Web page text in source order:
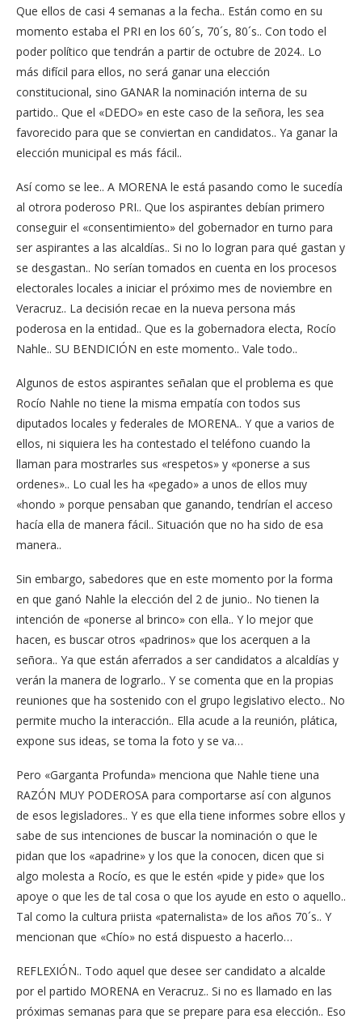
Que ellos de casi 4 semanas a la fecha.. Están como en su
momento estaba el PRI en los 60´s, 70´s, 80´s.. Con todo el
poder político que tendrán a partir de octubre de 2024.. Lo
más difícil para ellos, no será ganar una elección
constitucional, sino GANAR la nominación interna de su
partido.. Que el «DEDO» en este caso de la señora, les sea
favorecido para que se conviertan en candidatos.. Ya ganar la
elección municipal es más fácil..
Así como se lee.. A MORENA le está pasando como le sucedía
al otrora poderoso PRI.. Que los aspirantes debían primero
conseguir el «consentimiento» del gobernador en turno para
ser aspirantes a las alcaldías.. Si no lo logran para qué gastan y
se desgastan.. No serían tomados en cuenta en los procesos
electorales locales a iniciar el próximo mes de noviembre en
Veracruz.. La decisión recae en la nueva persona más
poderosa en la entidad.. Que es la gobernadora electa, Rocío
Nahle.. SU BENDICIÓN en este momento.. Vale todo..
Algunos de estos aspirantes señalan que el problema es que
Rocío Nahle no tiene la misma empatía con todos sus
diputados locales y federales de MORENA.. Y que a varios de
ellos, ni siquiera les ha contestado el teléfono cuando la
llaman para mostrarles sus «respetos» y «ponerse a sus
ordenes».. Lo cual les ha «pegado» a unos de ellos muy
«hondo » porque pensaban que ganando, tendrían el acceso
hacía ella de manera fácil.. Situación que no ha sido de esa
manera..
Sin embargo, sabedores que en este momento por la forma
en que ganó Nahle la elección del 2 de junio.. No tienen la
intención de «ponerse al brinco» con ella.. Y lo mejor que
hacen, es buscar otros «padrinos» que los acerquen a la
señora.. Ya que están aferrados a ser candidatos a alcaldías y
verán la manera de lograrlo.. Y se comenta que en la propias
reuniones que ha sostenido con el grupo legislativo electo.. No
permite mucho la interacción.. Ella acude a la reunión, plática,
expone sus ideas, se toma la foto y se va…
Pero «Garganta Profunda» menciona que Nahle tiene una
RAZÓN MUY PODEROSA para comportarse así con algunos
de esos legisladores.. Y es que ella tiene informes sobre ellos y
sabe de sus intenciones de buscar la nominación o que le
pidan que los «apadrine» y los que la conocen, dicen que si
algo molesta a Rocío, es que le estén «pide y pide» que los
apoye o que les de tal cosa o que los ayude en esto o aquello..
Tal como la cultura priista «paternalista» de los años 70´s.. Y
mencionan que «Chío» no está dispuesto a hacerlo…
REFLEXIÓN.. Todo aquel que desee ser candidato a alcalde
por el partido MORENA en Veracruz.. Si no es llamado en las
próximas semanas para que se prepare para esa elección.. Eso